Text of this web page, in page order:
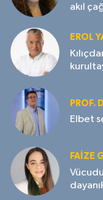
akıl
EROL
PROF.
Elbet
FAIZE